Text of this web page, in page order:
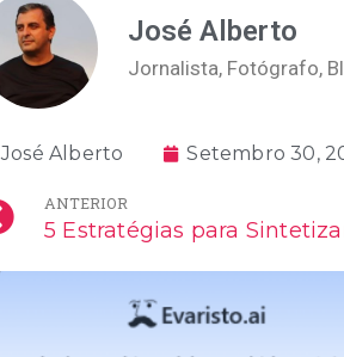
José Alberto
Jornalista, Fotógrafo,
José Alberto Setembro 30,
ANTERIOR
5 Estratégias para